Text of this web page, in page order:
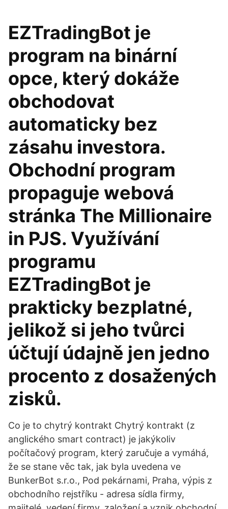
EZTradingBot je
program na binární
opce, který dokáže
obchodovat
automaticky bez
zásahu investora.
Obchodní program
propaguje webová
stránka The Millionaire
in PJS. Využívání
programu
EZTradingBot je
prakticky bezplatné,
jelikož si jeho tvůrci
účtují údajně jen jedno
procento z dosažených
zisků.
Co je to chytrý kontrakt Chytrý kontrakt (z
anglického smart contract) je jakýkoliv
počítačový program, který zaručuje a vymáhá,
že se stane věc tak, jak byla uvedena ve
BunkerBot s.r.o., Pod pekárnami, Praha, výpis z
obchodního rejstříku - adresa sídla firmy,